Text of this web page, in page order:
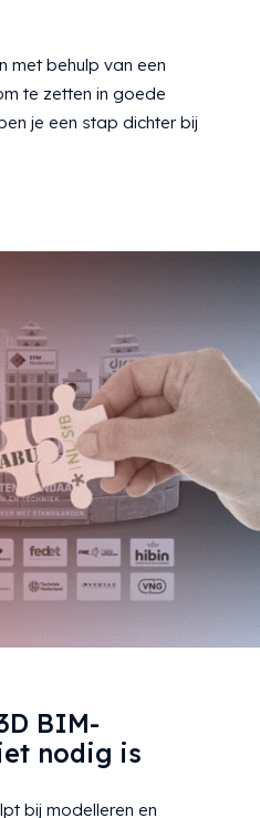
met behulp van een
te zetten in goede
je een stap dichter bij
BIM-
nodig is
bij modelleren en